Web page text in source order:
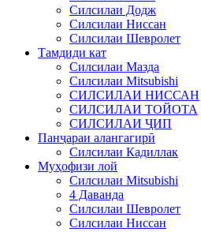
Силсилаи Додж
Силсилаи Ниссан
Силсилаи Шевролет
Тамдиди кат
Силсилаи Мазда
Силсилаи Mitsubishi
СИЛСИЛАИ НИССАН
СИЛСИЛАИ ТОЙОТА
СИЛСИЛАИ ҶИП
Панҷараи алангагирӣ
Силсилаи Кадиллак
Муҳофизи лой
Силсилаи Mitsubishi
4 Даванда
Силсилаи Шевролет
Силсилаи Ниссан